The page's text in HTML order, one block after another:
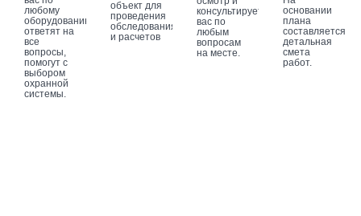
любому
оборудованию,
ответят на
все
вопросы,
помогут с
выбором
охранной
системы.
объект для
проведения
обследования
и расчетов
консультирует
вас по
любым
вопросам
на месте.
основании
плана
составляется
детальная
смета
работ.